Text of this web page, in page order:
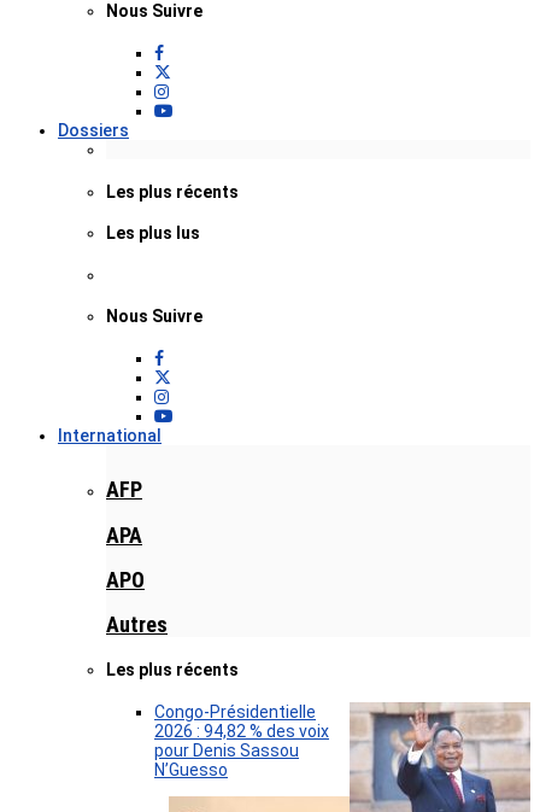
Nous Suivre
Dossiers
Les plus récents
Les plus lus
Nous Suivre
International
AFP
APA
APO
Autres
Les plus récents
Congo-Présidentielle
2026 : 94,82 % des voix
pour Denis Sassou
N’Guesso